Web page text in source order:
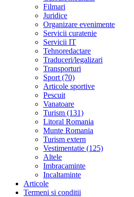
Filmari
Juridice
Organizare evenimente
Servicii curatenie
Servicii IT
Tehnoredactare
Traduceri/legalizari
Transporturi
Sport (70)
Articole sportive
Pescuit
Vanatoare
Turism (131)
Litoral Romania
Munte Romania
Turism extern
Vestimentatie (125)
Altele
Imbracaminte
Incaltaminte
Articole
Termeni si conditii